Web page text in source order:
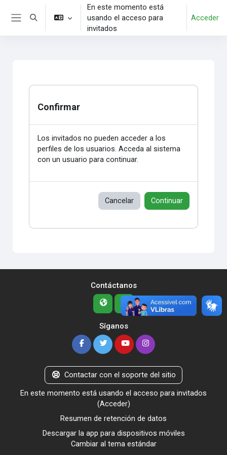
Salta al contenido principal
Selector de búsqueda de entrada
En este momento está
usando el acceso para
invitados
Acceder
Confirmar
Los invitados no pueden acceder a los
perfiles de los usuarios. Acceda al sistema
con un usuario para continuar.
Cancelar Continuar
Contáctanos
Síganos
Contactar con el soporte del sitio
En este momento está usando el acceso para invitados
(Acceder)
Resumen de retención de datos
Descargar la app para dispositivos móviles
Cambiar al tema estándar